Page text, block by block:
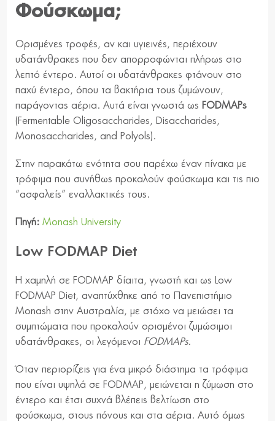
Φούσκωμα;
Ορισμένες τροφές, αν και υγιεινές, περιέχουν
υδατάνθρακες που δεν απορροφώνται πλήρως στο
λεπτό έντερο. Αυτοί οι υδατάνθρακες φτάνουν στο
παχύ έντερο, όπου τα βακτήρια τους ζυμώνουν,
παράγοντας αέρια. Αυτά είναι γνωστά ως FODMAPs
(Fermentable Oligosaccharides, Disaccharides,
Monosaccharides, and Polyols).
Στην παρακάτω ενότητα σου παρέχω έναν πίνακα με
τρόφιμα που συνήθως προκαλούν φούσκωμα και τις πιο
“ασφαλείς” εναλλακτικές τους.
Πηγή: Monash University
Low FODMAP Diet
Η χαμηλή σε FODMAP δίαιτα, γνωστή και ως Low
FODMAP Diet, αναπτύχθηκε από το Πανεπιστήμιο
Monash στην Αυστραλία, με στόχο να μειώσει τα
συμπτώματα που προκαλούν ορισμένοι ζυμώσιμοι
υδατάνθρακες, οι λεγόμενοι FODMAPs.
Όταν περιορίζεις για ένα μικρό διάστημα τα τρόφιμα
που είναι υψηλά σε FODMAP, μειώνεται η ζύμωση στο
έντερο και έτσι συχνά βλέπεις βελτίωση στο
φούσκωμα, στους πόνους και στα αέρια. Αυτό όμως